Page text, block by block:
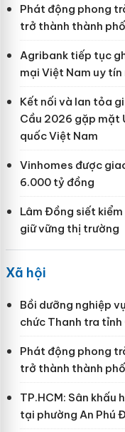
Phát động phong
trở thành thành phố
Agribank tiếp tục
mại Việt Nam uy
Kết nối và lan tỏa
Cầu 2026 gặp mặt
quốc Việt Nam
Vinhomes được
6.000 tỷ đồng
Lâm Đồng siết
giữ vững thị trường
Xã hội
Bồi dưỡng nghiệp
chức Thanh tra tỉnh
Phát động phong
trở thành thành phố
TP.HCM: Sân
tại phường An Phú